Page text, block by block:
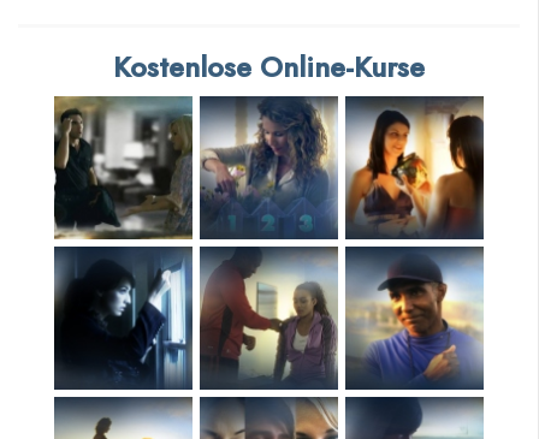
Kostenlose Online-Kurse